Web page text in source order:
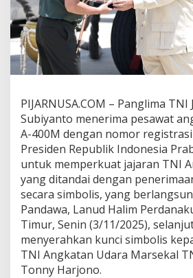
PIJARNUSA.COM – Panglima
Subiyanto menerima pesawat
A-400M dengan nomor
Presiden Republik Indonesia
untuk memperkuat jajaran TNI
yang ditandai dengan
secara simbolis, yang
Pandawa, Lanud Halim
Timur, Senin (3/11/2025),
menyerahkan kunci simbolis
TNI Angkatan Udara Marsekal
Tonny Harjono.